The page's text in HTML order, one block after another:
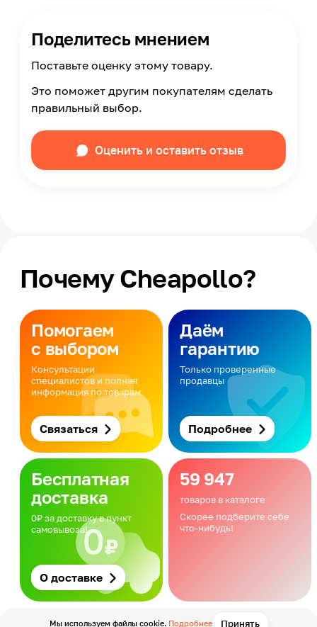
Поделитесь мнением
Поставьте оценку этому товару.
Это поможет другим покупателям сделать
правильный выбор.
Оценить и оставить отзыв
Почему Cheapollo?
Помогаем
с выбором
Консультации
специалистов и полная
информация по товарам
Связаться
Даём
гарантию
Только проверенные
продавцы
Подробнее
Бесплатная
доставка
0₽ за доставку в пункт
самовывоза!
О доставке
59 947
товаров в каталоге
Скорее подберите себе
что-нибудь!
Мы используем файлы cookie. Подробнее Принять